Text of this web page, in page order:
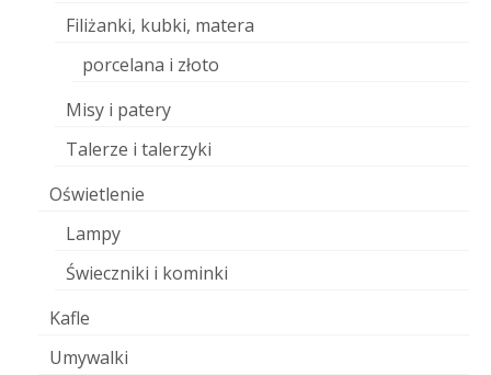
Filiżanki, kubki, matera
porcelana i złoto
Misy i patery
Talerze i talerzyki
Oświetlenie
Lampy
Świeczniki i kominki
Kafle
Umywalki